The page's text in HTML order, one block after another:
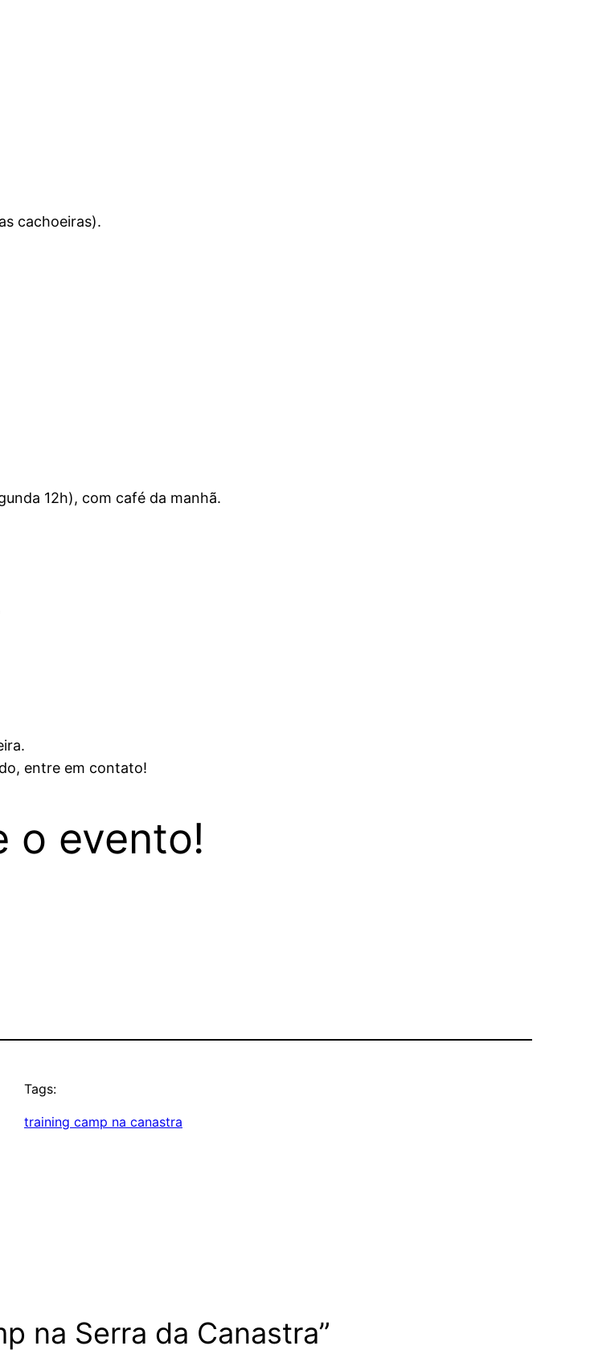
cachoeiras).
12h), com café da manhã.
entre em contato!
o evento!
Tags:
training camp na canastra
na Serra da Canastra”